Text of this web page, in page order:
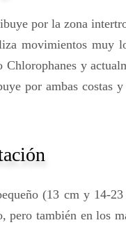
por la zona
movimientos
y
por ambas costas
(13 cm y 14-
pero también en los